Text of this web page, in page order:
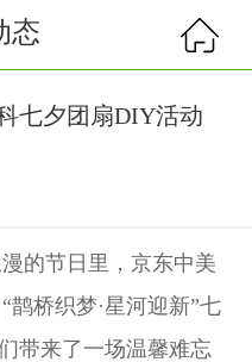
态
七夕团扇DIY活动
的节日里，京东中美
鹊桥织梦·星河迎新”七
带来了一场温馨难忘